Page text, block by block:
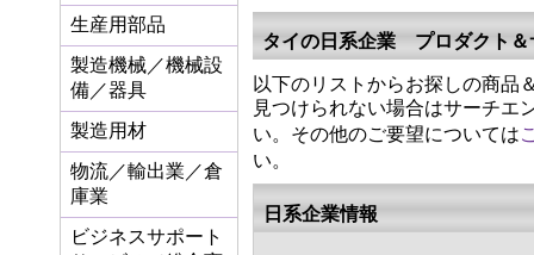
生産用部品
製造機械／機械設
備／器具
製造用材
物流／輸出業／倉
庫業
ビジネスサポート
タイの日系企業 プロダクト＆
以下のリストからお探しの商品
見つけられない場合はサーチエ
い。その他のご要望については
い。
日系企業情報